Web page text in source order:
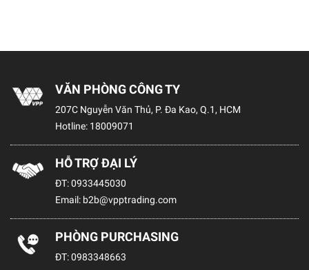
VĂN PHÒNG CÔNG TY
207C Nguyễn Văn Thủ, P. Đa Kao, Q.1, HCM
Hotline: 18009071
HỖ TRỢ ĐẠI LÝ
ĐT:0933445030
Email: b2b@vpptrading.com
PHÒNG PURCHASING
ĐT:0983348663